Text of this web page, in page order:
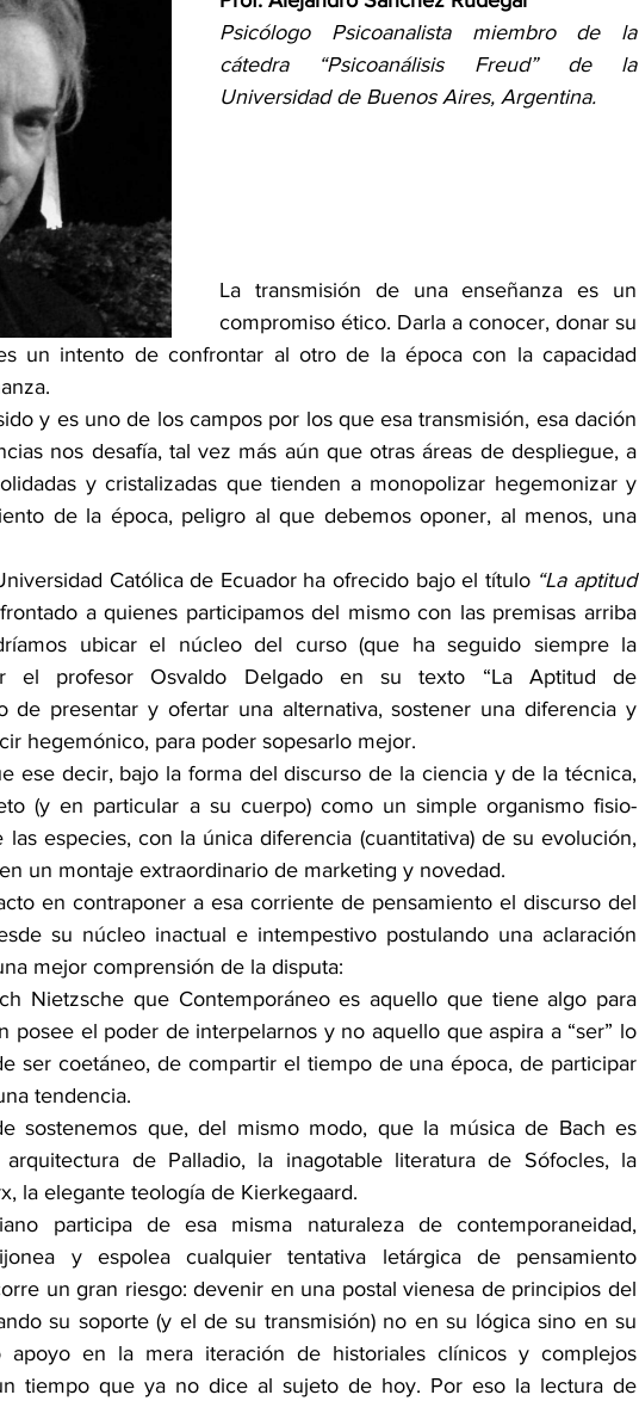
Psicólogo Psicoanalista miembro de la
cátedra “Psicoanálisis Freud” de la
Universidad de Buenos Aires, Argentina.
La transmisión de una enseñanza es un
compromiso ético. Darla a conocer, donar su
un intento de confrontar al otro de la época con la capacidad
y es uno de los campos por los que esa transmisión, esa dación
nos desafía, tal vez más aún que otras áreas de despliegue, a
y cristalizadas que tienden a monopolizar hegemonizar y
de la época, peligro al que debemos oponer, al menos, una
Católica de Ecuador ha ofrecido bajo el título “La aptitud
a quienes participamos del mismo con las premisas arriba
ubicar el núcleo del curso (que ha seguido siempre la
el profesor Osvaldo Delgado en su texto “La Aptitud de
de presentar y ofertar una alternativa, sostener una diferencia y
hegemónico, para poder sopesarlo mejor.
ese decir, bajo la forma del discurso de la ciencia y de la técnica,
(y en particular a su cuerpo) como un simple organismo fisio-
las especies, con la única diferencia (cuantitativa) de su evolución,
un montaje extraordinario de marketing y novedad.
en contraponer a esa corriente de pensamiento el discurso del
su núcleo inactual e intempestivo postulando una aclaración
mejor comprensión de la disputa:
Nietzsche que Contemporáneo es aquello que tiene algo para
posee el poder de interpelarnos y no aquello que aspira a “ser” lo
ser coetáneo, de compartir el tiempo de una época, de participar
tendencia.
sostenemos que, del mismo modo, que la música de Bach es
de Palladio, la inagotable literatura de Sófocles, la
la elegante teología de Kierkegaard.
participa de esa misma naturaleza de contemporaneidad,
y espolea cualquier tentativa letárgica de pensamiento
un gran riesgo: devenir en una postal vienesa de principios del
su soporte (y el de su transmisión) no en su lógica sino en su
apoyo en la mera iteración de historiales clínicos y complejos
tiempo que ya no dice al sujeto de hoy. Por eso la lectura de